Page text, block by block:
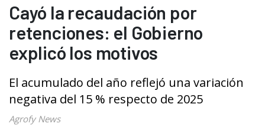
Cayó la recaudación por
retenciones: el Gobierno
explicó los motivos
El acumulado del año reflejó una variación
negativa del 15 % respecto de 2025
Agrofy News